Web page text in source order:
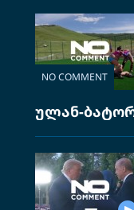
NO COMMENT
ულან-